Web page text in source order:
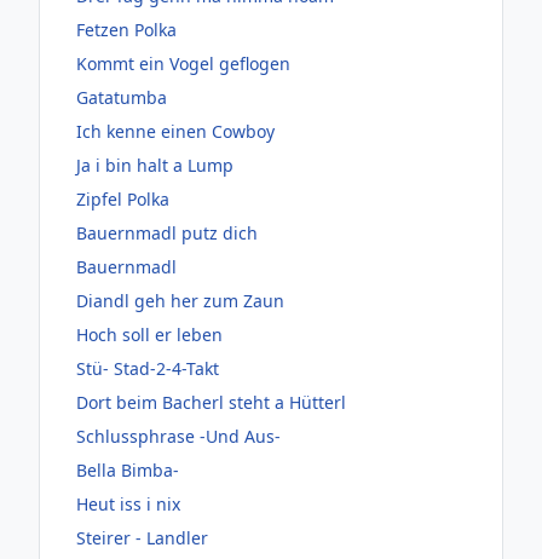
Fetzen Polka
Kommt ein Vogel geflogen
Gatatumba
Ich kenne einen Cowboy
Ja i bin halt a Lump
Zipfel Polka
Bauernmadl putz dich
Bauernmadl
Diandl geh her zum Zaun
Hoch soll er leben
Stü- Stad-2-4-Takt
Dort beim Bacherl steht a Hütterl
Schlussphrase -Und Aus-
Bella Bimba-
Heut iss i nix
Steirer - Landler